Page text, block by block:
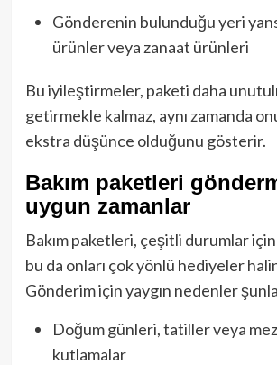
Gönderenin bulunduğu yeri
ürünler veya zanaat ürünleri
Bu iyileştirmeler, paketi daha
getirmekle kalmaz, aynı zamanda
ekstra düşünce olduğunu gösterir.
Bakım paketleri
uygun zamanlar
Bakım paketleri, çeşitli durumlar
bu da onları çok yönlü hediyeler
Gönderim için yaygın nedenler
Doğum günleri, tatiller veya
kutlamalar